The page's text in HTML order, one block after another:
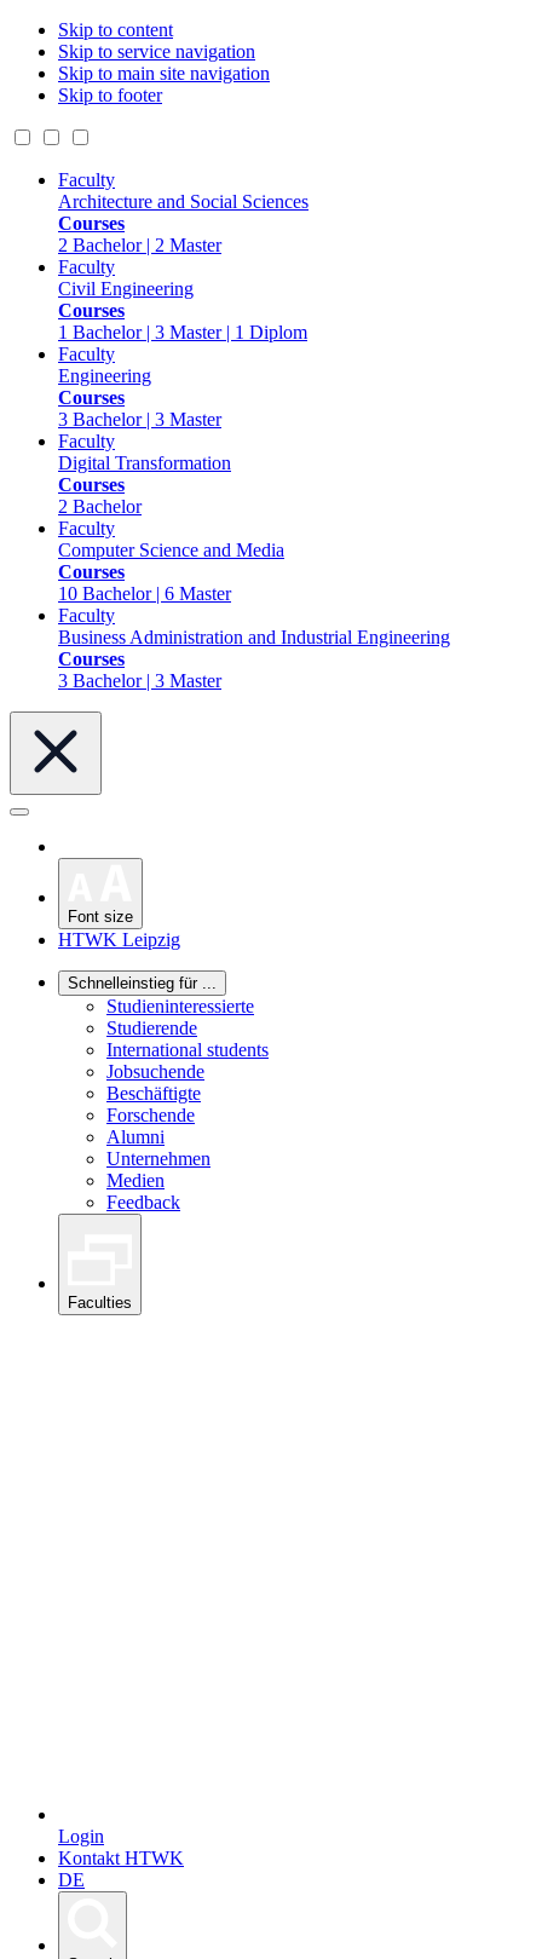
Skip to content
Skip to service navigation
Skip to main site navigation
Skip to footer
Faculty
Architecture and Social Sciences
Courses
2 Bachelor | 2 Master
Faculty
Civil Engineering
Courses
1 Bachelor | 3 Master | 1 Diplom
Faculty
Engineering
Courses
3 Bachelor | 3 Master
Faculty
Digital Transformation
Courses
2 Bachelor
Faculty
Computer Science and Media
Courses
10 Bachelor | 6 Master
Faculty
Business Administration and Industrial Engineering
Courses
3 Bachelor | 3 Master
Font size
HTWK Leipzig
Schnelleinstieg für ...
Studieninteressierte
Studierende
International students
Jobsuchende
Beschäftigte
Forschende
Alumni
Unternehmen
Medien
Feedback
Faculties
Login
Kontakt HTWK
DE